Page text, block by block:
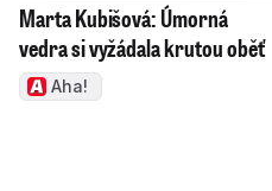
Marta Kubišová: Úmorná
vedra si vyžádala krutou oběť
Aha!